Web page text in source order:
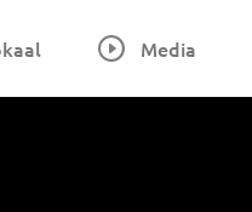
Media